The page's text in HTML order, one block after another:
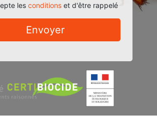
les conditionset d'être rappelé
Envoyer